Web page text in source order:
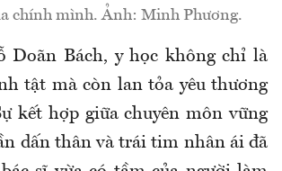
chính mình. Ảnh: Minh Phương.
Doãn Bách, y học không chỉ là
tật mà còn lan tỏa yêu thương
kết hợp giữa chuyên môn vững
dấn thân và trái tim nhân ái đã